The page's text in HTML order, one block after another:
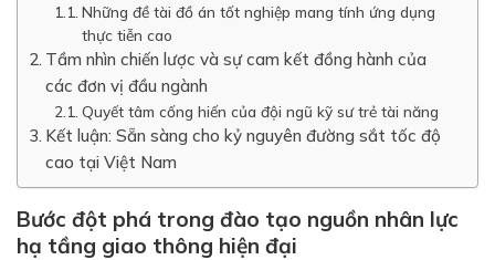
Những đề tài đồ án tốt nghiệp mang tính ứng dụng
thực tiễn cao
Tầm nhìn chiến lược và sự cam kết đồng hành của
các đơn vị đầu ngành
Quyết tâm cống hiến của đội ngũ kỹ sư trẻ tài năng
Kết luận: Sẵn sàng cho kỷ nguyên đường sắt tốc độ
cao tại Việt Nam
Bước đột phá trong đào tạo nguồn nhân lực
hạ tầng giao thông hiện đại